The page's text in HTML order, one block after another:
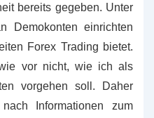
bereits gegeben. Unter
Demokonten einrichten
Forex Trading bietet.
vor nicht, wie ich als
vorgehen soll. Daher
Informationen zum